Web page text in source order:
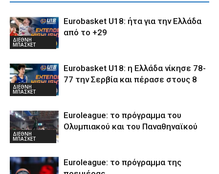
ΔΙΕΘΝΗ
ΜΠΑΣΚΕΤ
Eurobasket U18: ήτα για την Ελλάδα
από το +29
ΔΙΕΘΝΗ
ΜΠΑΣΚΕΤ
Eurobasket U18: η Ελλάδα νίκησε 78-
77 την Σερβία και πέρασε στους 8
ΔΙΕΘΝΗ
ΜΠΑΣΚΕΤ
Euroleague: το πρόγραμμα του
Ολυμπιακού και του Παναθηναϊκού
Euroleague: το πρόγραμμα της